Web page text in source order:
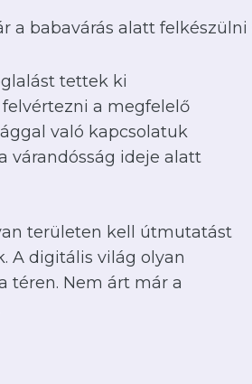
a babavárás alatt felkészülni
tettek ki
a megfelelő
való kapcsolatuk
várandósság ideje alatt
területen kell útmutatást
A digitális világ olyan
téren. Nem árt már a